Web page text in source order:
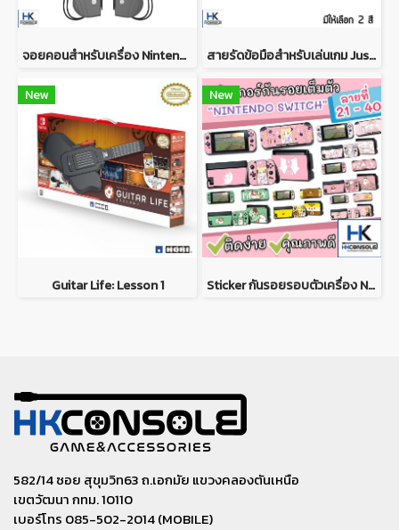
จอยคอนสำหรับเครื่อง Nintendo Switch V.1/V.2/OLED/Lite Joy Con Pad For Nintendo Switch V.1/V.2/OLED/Lite สายรัดข้อมือสำหรับเล่นเกม Just dance บน Nintendo Switch IINE Watch-Shaped Wireless Controller for Switch Just Dance Game
New
Guitar Life: Lesson 1
New
Sticker กันรอยรอบตัวเครื่อง Nintendo Switch ติดรอบตัวเครื่อง หน้า+หลัง ติดกันรอย Dock ครบชุด *ลายที่21-40*
582/14 ซอย สุขุมวิท63 ถ.เอกมัย แขวงคลองตันเหนือ
เขตวัฒนา กทม. 10110
เบอร์โทร 085-502-2014 (MOBILE)